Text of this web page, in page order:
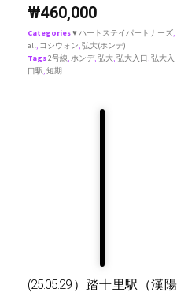
₩460,000
Categories♥ ハートステイパートナーズ,
all, コシウォン,弘大(ホンデ)
Tags2号線,ホンデ,弘大,弘大入口,弘大入
口駅,短期
(25.05.29）踏十里駅（漢陽